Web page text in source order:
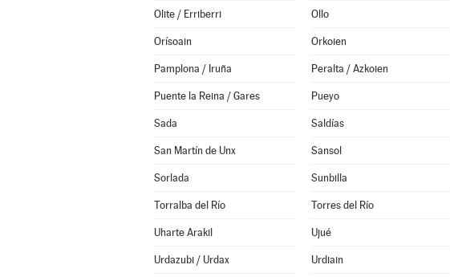
Olite / Erriberri Ollo
Orísoain Orkoien
Pamplona / Iruña Peralta / Azkoien
Puente la Reina / Gares Pueyo
Sada Saldías
San Martín de Unx Sansol
Sorlada Sunbilla
Torralba del Río Torres del Río
Uharte Arakil Ujué
Urdazubi / Urdax Urdiain